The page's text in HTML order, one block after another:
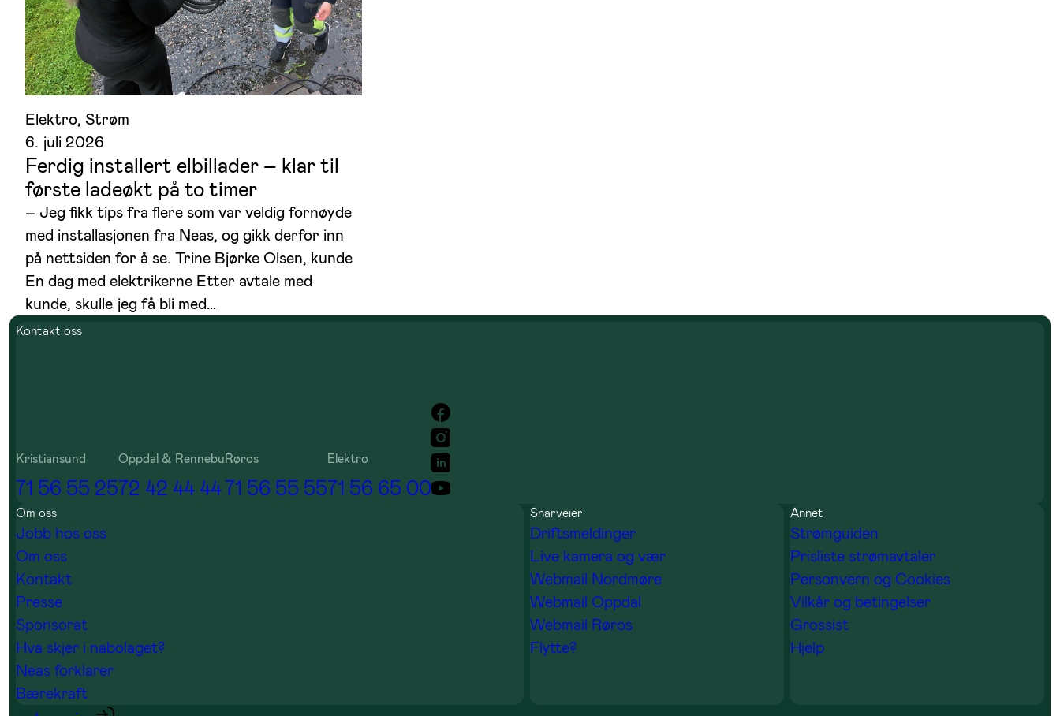
Elektro, Strøm
6. juli 2026
Ferdig installert elbillader – klar til
første ladeøkt på to timer
– Jeg fikk tips fra flere som var veldig fornøyde
med installasjonen fra Neas, og gikk derfor inn
på nettsiden for å se. Trine Bjørke Olsen, kunde
En dag med elektrikerne Etter avtale med
kunde, skulle jeg få bli med…
Kontakt oss
Kristiansund
71 56 55 25
Oppdal & Rennebu
72 42 44 44
Røros
71 56 55 55
Elektro
71 56 65 00
Om oss
Jobb hos oss
Om oss
Kontakt
Presse
Sponsorat
Hva skjer i nabolaget?
Neas forklarer
Bærekraft
Snarveier
Driftsmeldinger
Live kamera og vær
Webmail Nordmøre
Webmail Oppdal
Webmail Røros
Flytte?
Annet
Strømguiden
Prisliste strømavtaler
Personvern og Cookies
Vilkår og betingelser
Grossist
Hjelp